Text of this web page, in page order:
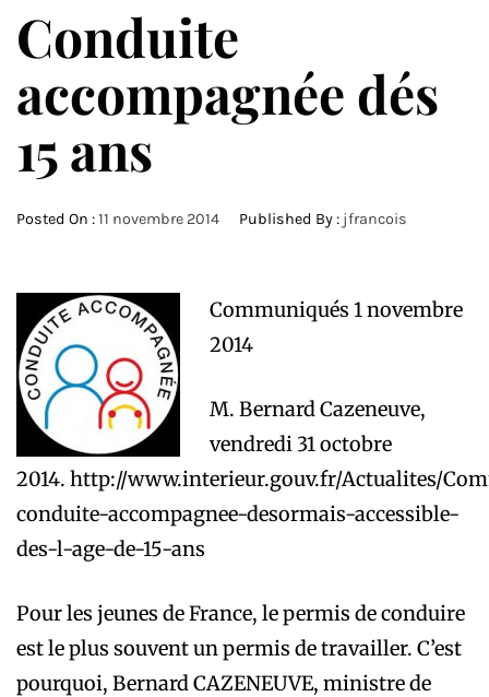
Conduite
accompagnée dés
15 ans
Posted On :11 novembre 2014 Published By : jfrancois
Communiqués 1 novembre
2014
M. Bernard Cazeneuve,
vendredi 31 octobre
2014. http://www.interieur.gouv.fr/Actualites/
conduite-accompagnee-desormais-accessible-
des-l-age-de-15-ans
Pour les jeunes de France, le permis de conduire
est le plus souvent un permis de travailler. C’est
pourquoi, Bernard CAZENEUVE, ministre de